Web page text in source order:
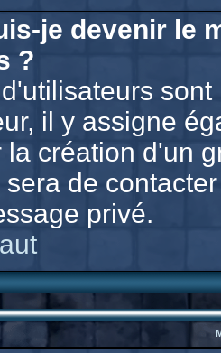
je devenir le
?
il y assigne
la création d'un
de
privé.